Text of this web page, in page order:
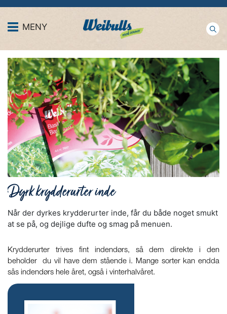
MENY
Dyrk krydderurter inde
Når der dyrkes krydderurter inde, får du både noget smukt
at se på, og dejlige dufte og smag på menuen.
Krydderurter trives fint indendørs, så dem direkte i den
beholder du vil have dem stående i. Mange sorter kan endda
sås indendørs hele året, også i vinterhalvåret.